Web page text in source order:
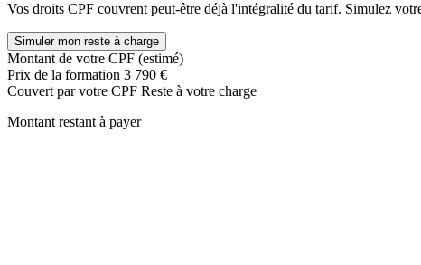
Vos droits CPF couvrent peut-être déjà l'intégralité du tarif. Simulez
Simuler mon reste à charge
Montant de votre CPF (estimé)
Prix de la formation 3 790 €
Couvert par votre CPF Reste à votre charge
Montant restant à payer